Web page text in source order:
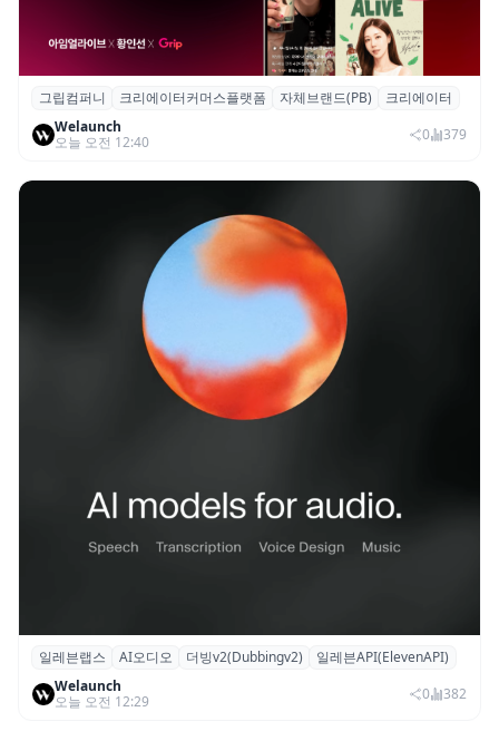
그립, 크리에이터·브랜드 협업 브랜드(PB)
진행...첫 콜라보 2시간 만에 완판
그립컴퍼니 크리에이터커머스플랫폼 자체브랜드(PB)
크리에이터
Welaunch
오늘 오전 12:40
0 379
일레븐랩스, 감정·퍼포먼스 재현하는 ‘더빙
v2’ API 공개
일레븐랩스 AI오디오 더빙v2(Dubbingv2)
일레븐API(ElevenAPI)
Welaunch
오늘 오전 12:29
0 382